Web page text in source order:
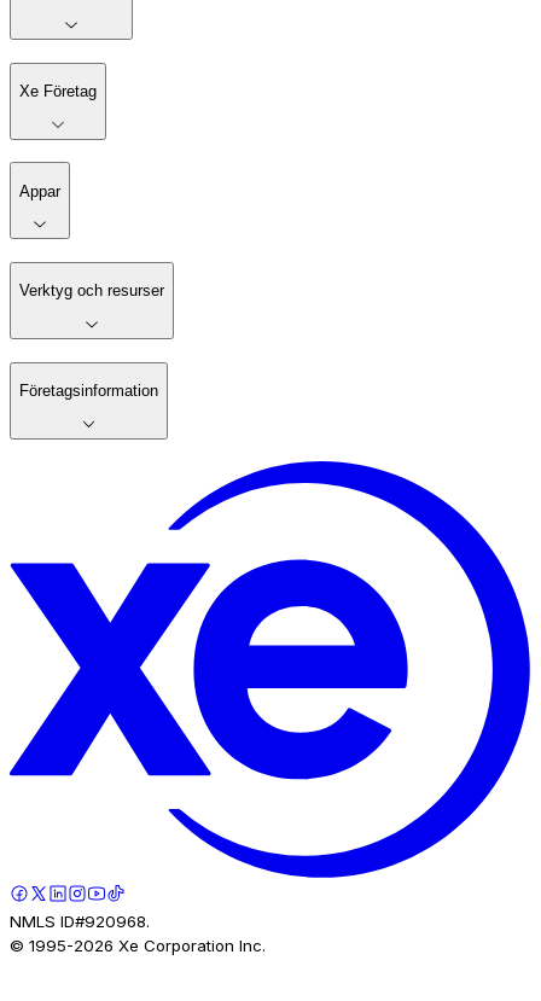
Xe Företag
Appar
Verktyg och resurser
Företagsinformation
NMLS ID#920968.
© 1995-2026 Xe Corporation Inc.